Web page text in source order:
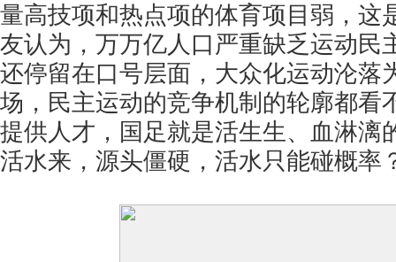
量高技项和热点项的体育项目弱，这
友认为，万万亿人口严重缺乏运动民
还停留在口号层面，大众化运动沦落
场，民主运动的竞争机制的轮廓都看
提供人才，国足就是活生生、血淋漓
活水来，源头僵硬，活水只能碰概率